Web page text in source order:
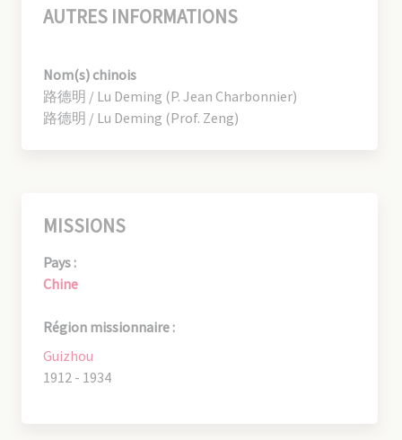
AUTRES INFORMATIONS
Nom(s) chinois
路德明 / Lu Deming (P. Jean Charbonnier)
路德明 / Lu Deming (Prof. Zeng)
MISSIONS
Pays :
Chine
Région missionnaire :
Guizhou
1912 - 1934